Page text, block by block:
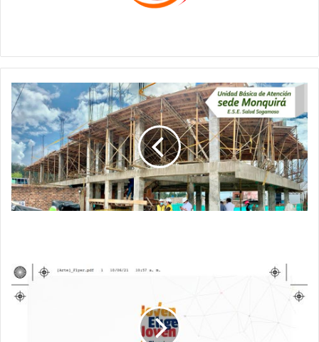
AVANZA
LA
CONSTRUCCIÓN
DE
LA
UNIDAD
BÁSICA
DE
ATENCIÓN
ELECCIÓN
DE
LOS